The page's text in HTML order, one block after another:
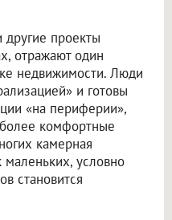
другие проекты
отражают один
недвижимости. Люди
и готовы
«на периферии»,
комфортные
камерная
маленьких, условно
становится